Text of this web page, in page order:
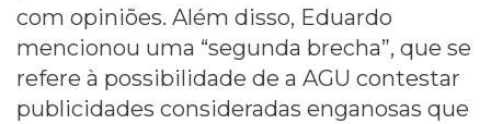
com opiniões. Além disso, Eduardo
mencionou uma “segunda brecha”, que se
refere à possibilidade de a AGU contestar
publicidades consideradas enganosas que